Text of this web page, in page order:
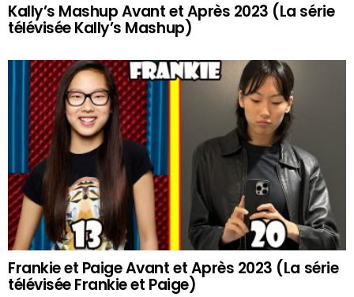
Kally’s Mashup Avant et Après 2023 (La série
télévisée Kally’s Mashup)
Frankie et Paige Avant et Après 2023 (La série
télévisée Frankie et Paige)